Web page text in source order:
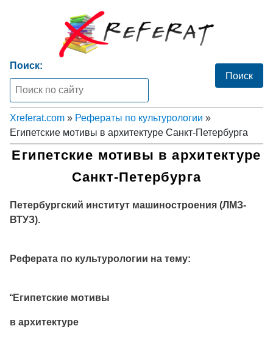
Поиск:
Xreferat.com » Рефераты по культурологии »
Египетские мотивы в архитектуре Санкт-Петербурга
Египетские мотивы в архитектуре
Санкт-Петербурга
Петербургский институт машиностроения (ЛМЗ-
ВТУЗ).
Реферата по культурологии на тему:
“Египетские мотивы
в архитектуре